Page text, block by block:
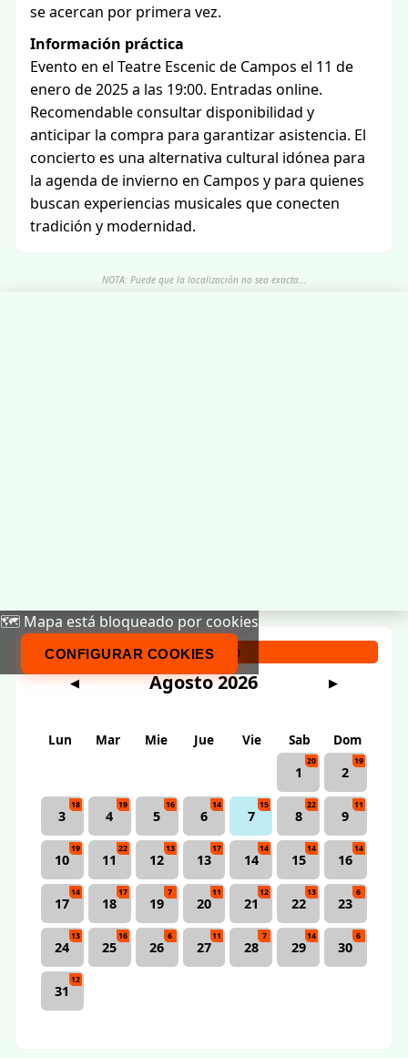
se acercan por primera vez.
Información práctica
Evento en el Teatre Escenic de Campos el 11 de
enero de 2025 a las 19:00. Entradas online.
Recomendable consultar disponibilidad y
anticipar la compra para garantizar asistencia. El
concierto es una alternativa cultural idónea para
la agenda de invierno en Campos y para quienes
buscan experiencias musicales que conecten
tradición y modernidad.
NOTA: Puede que la localización no sea exacta...
🗺️ Mapa está bloqueado por cookies
CONFIGURAR COOKIES
Calendario
◀ Agosto 2026 ▶
Lun Mar Mie Jue Vie Sab
Dom
1
20
2
19
3
18
4
19
5
16
6
14
7
15
8
22
9
11
10
19
11
22
12
13
13
17
14
14
15
14
16
14
17
14
18
17
19
7
20
11
21
12
22
13
23
6
24
13
25
16
26
6
27
11
28
7
29
14
30
6
31
12